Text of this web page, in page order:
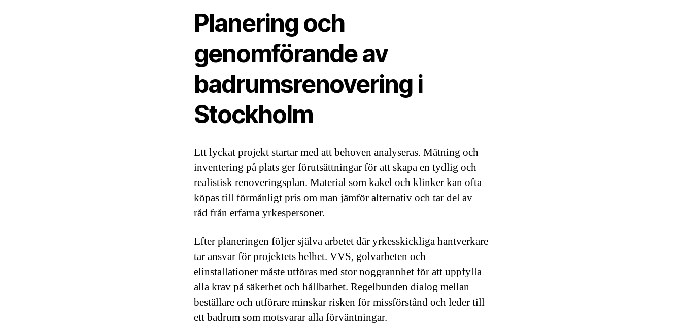
Planering och
genomförande av
badrumsrenovering i
Stockholm
Ett lyckat projekt startar med att behoven analyseras. Mätning och
inventering på plats ger förutsättningar för att skapa en tydlig och
realistisk renoveringsplan. Material som kakel och klinker kan ofta
köpas till förmånligt pris om man jämför alternativ och tar del av
råd från erfarna yrkespersoner.
Efter planeringen följer själva arbetet där yrkesskickliga hantverkare
tar ansvar för projektets helhet. VVS, golvarbeten och
elinstallationer måste utföras med stor noggrannhet för att uppfylla
alla krav på säkerhet och hållbarhet. Regelbunden dialog mellan
beställare och utförare minskar risken för missförstånd och leder till
ett badrum som motsvarar alla förväntningar.